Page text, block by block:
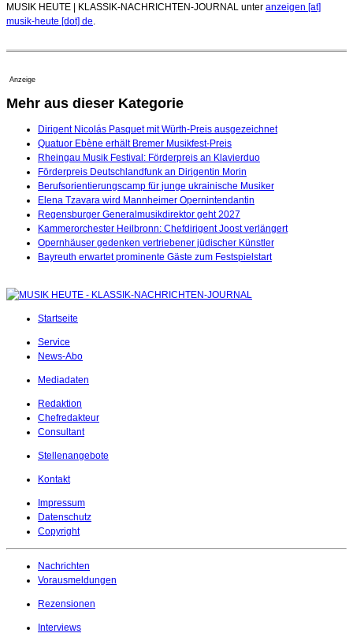
MUSIK HEUTE | KLASSIK-NACHRICHTEN-JOURNAL unter anzeigen [at]
musik-heute [dot] de
Anzeige
Mehr aus dieser Kategorie
Dirigent Nicolás Pasquet mit Würth-Preis ausgezeichnet
Quatuor Ebène erhält Bremer Musikfest-Preis
Rheingau Musik Festival: Förderpreis an Klavierduo
Förderpreis Deutschlandfunk an Dirigentin Morin
Berufsorientierungscamp für junge ukrainische Musiker
Elena Tzavara wird Mannheimer Opernintendantin
Regensburger Generalmusikdirektor geht 2027
Kammerorchester Heilbronn: Chefdirigent Joost verlängert
Opernhäuser gedenken vertriebener jüdischer Künstler
Bayreuth erwartet prominente Gäste zum Festspielstart
Startseite
Service
News-Abo
Mediadaten
Redaktion
Chefredakteur
Consultant
Stellenangebote
Kontakt
Impressum
Datenschutz
Copyright
Nachrichten
Vorausmeldungen
Rezensionen
Interviews